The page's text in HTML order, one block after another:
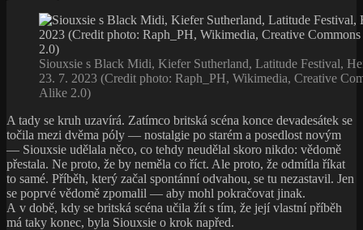
Siouxsie s Black Midi, Kiefer Sutherland, Latitude Festival,
23. 7. 2023 (Credit photo: Raph_PH, Wikimedia, Creative
Alike 2.0)
A tady se kruh uzavírá. Zatímco britská scéna konce devadesátek se
točila mezi dvěma póly — nostalgie po starém a posedlost novým
— Siouxsie udělala něco, co tehdy neudělal skoro nikdo: vědomě
přestala. Ne proto, že by neměla co říct. Ale proto, že odmítla říkat
to samé. Příběh, který začal spontánní odvahou, se tu nezastavil. Jen
se poprvé vědomě zpomalil — aby mohl pokračovat jinak.
A v době, kdy se britská scéna učila žít s tím, že její vlastní příběh
má taky konec, byla Siouxsie o krok napřed.